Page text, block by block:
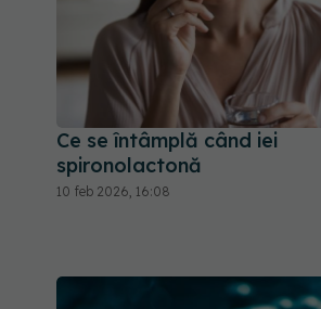
Ce se întâmplă când iei
spironolactonă
10 feb 2026, 16:08